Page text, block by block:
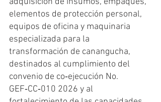
elementos de protección personal,
equipos de oficina y maquinaria
especializada para la
transformación de canangucha,
destinados al cumplimiento del
convenio de co‑ejecución No.
GEF‑CC‑010 2026 y al